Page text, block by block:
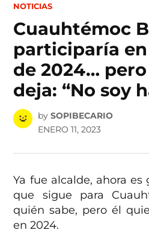
POSTED
NOTICIAS
Cuauhtémoc
participaría
de 2024…
deja: “No soy
by SOPIBECARIO
ENERO 11, 2023
Ya fue alcalde, ahora es
que sigue para
quién sabe, pero él
en 2024.